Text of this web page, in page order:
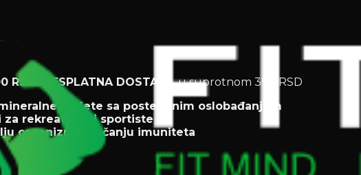
RSD *BESPLATNA DOSTAVA, u suprotnom 390 RSD
tablete sa postepenim oslobađanjem
za rekreativce i sportiste
organizma i jačanju imuniteta